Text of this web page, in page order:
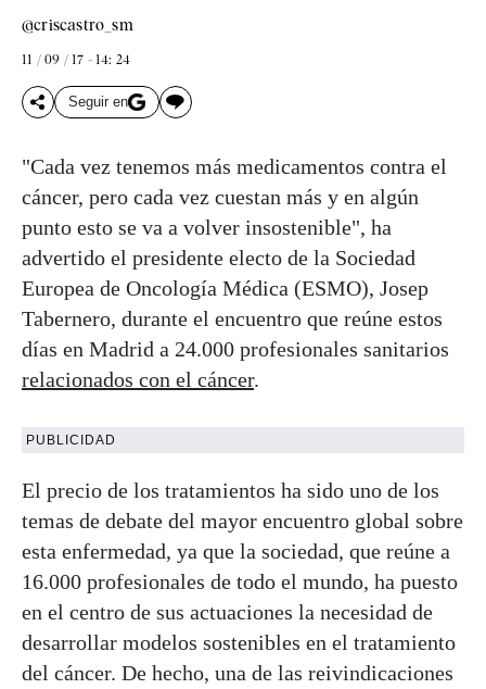
@criscastro_sm
11 / 09 / 17 - 14: 24
Seguir en
"Cada vez tenemos más medicamentos contra el
cáncer, pero cada vez cuestan más y en algún
punto esto se va a volver insostenible", ha
advertido el presidente electo de la Sociedad
Europea de Oncología Médica (ESMO), Josep
Tabernero, durante el encuentro que reúne estos
días en Madrid a 24.000 profesionales sanitarios
relacionados con el cáncer.
PUBLICIDAD
El precio de los tratamientos ha sido uno de los
temas de debate del mayor encuentro global sobre
esta enfermedad, ya que la sociedad, que reúne a
16.000 profesionales de todo el mundo, ha puesto
en el centro de sus actuaciones la necesidad de
desarrollar modelos sostenibles en el tratamiento
del cáncer. De hecho, una de las reivindicaciones